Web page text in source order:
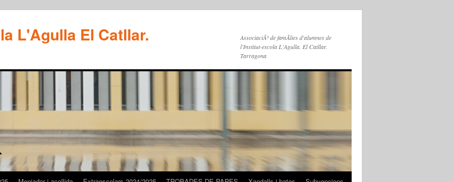
L'Agulla El Catllar.
AssociaciÃ³ de famÃ­lies d'alumnes de
l'Institut-escola L'Agulla. El Catllar.
Tarragona